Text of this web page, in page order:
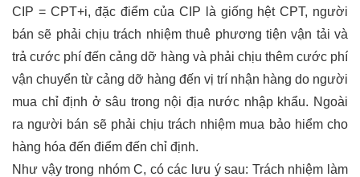
CIP = CPT+i, đặc điểm của CIP là giống hệt CPT, người
bán sẽ phải chịu trách nhiệm thuê phương tiện vận tải và
trả cước phí đến cảng dỡ hàng và phải chịu thêm cước phí
vận chuyển từ cảng dỡ hàng đến vị trí nhận hàng do người
mua chỉ định ở sâu trong nội địa nước nhập khẩu. Ngoài
ra người bán sẽ phải chịu trách nhiệm mua bảo hiểm cho
hàng hóa đến điểm đến chỉ định.
Như vậy trong nhóm C, có các lưu ý sau: Trách nhiệm làm